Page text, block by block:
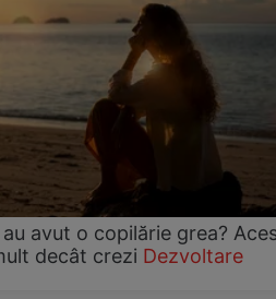
avut o copilărie grea?
decât crezi Dezvoltare